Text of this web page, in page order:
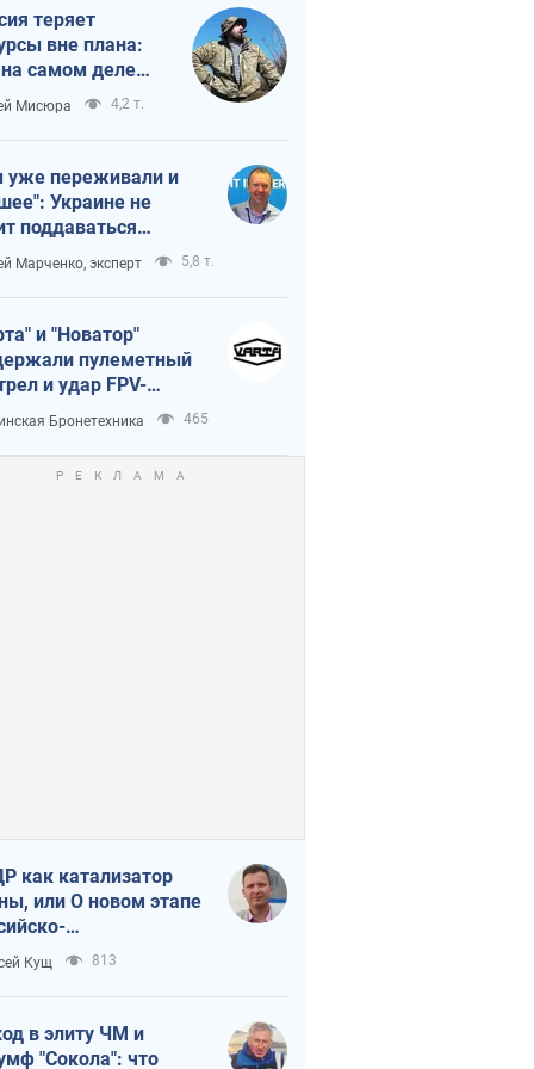
теряет
вне плана:
на самом деле
темп войны
Мисюра 4,2 т.
переживали и
Украине не
поддаваться
из-за
террора
Марченко, эксперт 5,8 т.
и "Новатор"
пулеметный
и удар FPV-
сохранив жизнь
ВСУ
Бронетехника 465
как катализатор
или О новом этапе
союза
Кущ 813
в элиту ЧМ и
"Сокола": что